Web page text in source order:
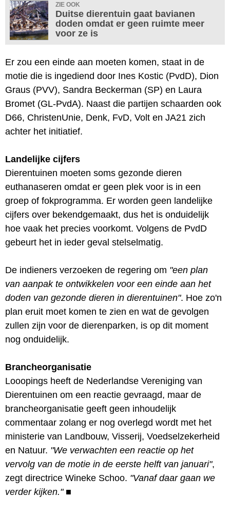
ZIE OOK
Duitse dierentuin gaat bavianen
doden omdat er geen ruimte meer
voor ze is
Er zou een einde aan moeten komen, staat in de
motie die is ingediend door Ines Kostic (PvdD), Dion
Graus (PVV), Sandra Beckerman (SP) en Laura
Bromet (GL-PvdA). Naast die partijen schaarden ook
D66, ChristenUnie, Denk, FvD, Volt en JA21 zich
achter het initiatief.
Landelijke cijfers
Dierentuinen moeten soms gezonde dieren
euthanaseren omdat er geen plek voor is in een
groep of fokprogramma. Er worden geen landelijke
cijfers over bekendgemaakt, dus het is onduidelijk
hoe vaak het precies voorkomt. Volgens de PvdD
gebeurt het in ieder geval stelselmatig.
De indieners verzoeken de regering om "een plan
van aanpak te ontwikkelen voor een einde aan het
doden van gezonde dieren in dierentuinen". Hoe zo'n
plan eruit moet komen te zien en wat de gevolgen
zullen zijn voor de dierenparken, is op dit moment
nog onduidelijk.
Brancheorganisatie
Looopings heeft de Nederlandse Vereniging van
Dierentuinen om een reactie gevraagd, maar de
brancheorganisatie geeft geen inhoudelijk
commentaar zolang er nog overlegd wordt met het
ministerie van Landbouw, Visserij, Voedselzekerheid
en Natuur. "We verwachten een reactie op het
vervolg van de motie in de eerste helft van januari",
zegt directrice Wineke Schoo. "Vanaf daar gaan we
verder kijken." ■